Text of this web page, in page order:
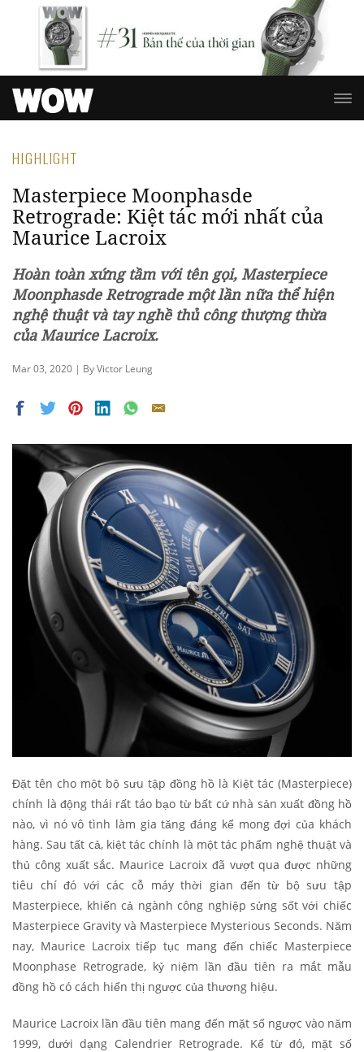
HIGHLIGHT
Masterpiece Moonphasde
Retrograde: Kiệt tác mới nhất của
Maurice Lacroix
Hoàn toàn xứng tầm với tên gọi, Masterpiece
Moonphasde Retrograde một lần nữa thể hiện
nghệ thuật và tay nghề thủ công thượng thừa
của Maurice Lacroix.
Mar 03, 2020 | By Victor Leung
Đặt tên cho một bộ sưu tập đồng hồ là Kiệt tác (Masterpiece)
chính là động thái rất táo bạo từ bất cứ nhà sản xuất đồng hồ
nào, vì nó vô tình làm gia tăng đáng kể mong đợi của khách
hàng. Sau tất cả, kiệt tác chính là một tác phẩm nghệ thuật và
thủ công xuất sắc. Maurice Lacroix đã vượt qua được những
tiêu chí đó với các cỗ máy thời gian đến từ bộ sưu tập
Masterpiece, khiến cả ngành công nghiệp sửng sốt với chiếc
Masterpiece Gravity và Masterpiece Mysterious Seconds. Năm
nay, Maurice Lacroix tiếp tục mang đến chiếc Masterpiece
Moonphase Retrograde, kỷ niệm lần đầu tiên ra mắt mẫu
đồng hồ có cách hiển thị ngược của thương hiệu.
Maurice Lacroix lần đầu tiên mang đến mặt số ngược vào năm
1999, dưới dạng Calendrier Retrograde. Kể từ đó, mặt số